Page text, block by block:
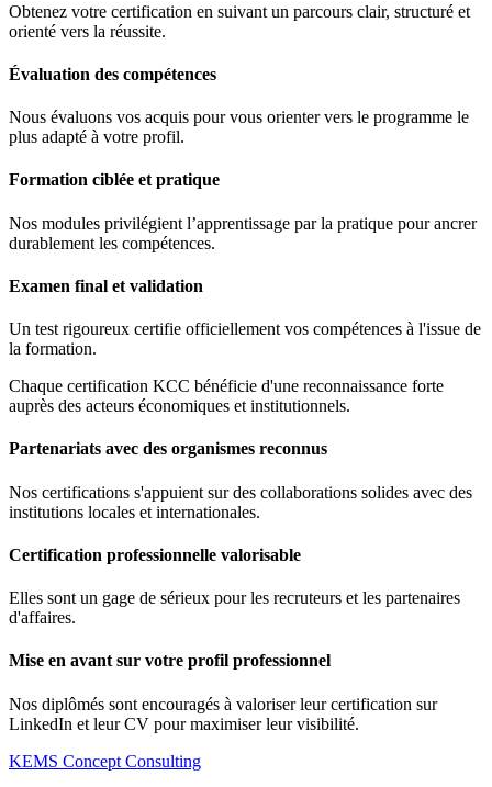
Obtenez votre certification en suivant un parcours clair, structuré et
orienté vers la réussite.
Évaluation des compétences
Nous évaluons vos acquis pour vous orienter vers le programme le
plus adapté à votre profil.
Formation ciblée et pratique
Nos modules privilégient l’apprentissage par la pratique pour ancrer
durablement les compétences.
Examen final et validation
Un test rigoureux certifie officiellement vos compétences à l'issue de
la formation.
Chaque certification KCC bénéficie d'une reconnaissance forte
auprès des acteurs économiques et institutionnels.
Partenariats avec des organismes reconnus
Nos certifications s'appuient sur des collaborations solides avec des
institutions locales et internationales.
Certification professionnelle valorisable
Elles sont un gage de sérieux pour les recruteurs et les partenaires
d'affaires.
Mise en avant sur votre profil professionnel
Nos diplômés sont encouragés à valoriser leur certification sur
LinkedIn et leur CV pour maximiser leur visibilité.
KEMS Concept Consulting